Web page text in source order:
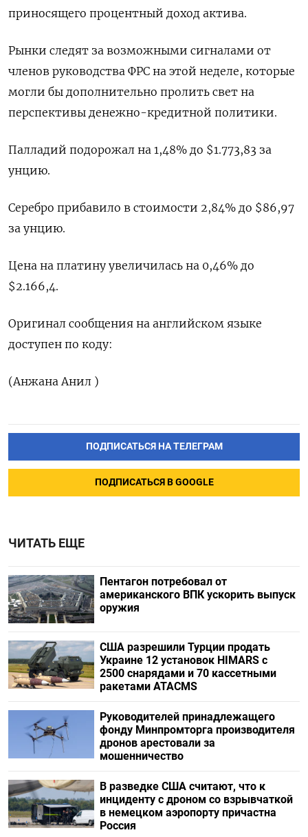
приносящего процентный доход актива.
Рынки следят ​за возможными сигналами ⁠от
членов руководства ФРС на этой неделе, которые
могли бы дополнительно пролить свет на
перспективы денежно-кредитной ‌политики.
Палладий подорожал на 1,48% до $1.773,83 за
унцию.
Серебро ‌прибавило в стоимости 2,84% до $86,97
за унцию.
Цена на платину увеличилась ​на 0,46% до
$2.166,4.
Оригинал сообщения на ‌английском языке
доступен по коду:
(Анжана Анил )
ПОДПИСАТЬСЯ НА ТЕЛЕГРАМ
ПОДПИСАТЬСЯ В GOOGLE
ЧИТАТЬ ЕЩЕ
Пентагон потребовал от
американского ВПК ускорить выпуск
оружия
США разрешили Турции продать
Украине 12 установок HIMARS с
2500 снарядами и 70 кассетными
ракетами ATACMS
Руководителей принадлежащего
фонду Минпромторга производителя
дронов арестовали за
мошенничество
В разведке США считают, что к
инциденту с дроном со взрывчаткой
в немецком аэропорту причастна
Россия